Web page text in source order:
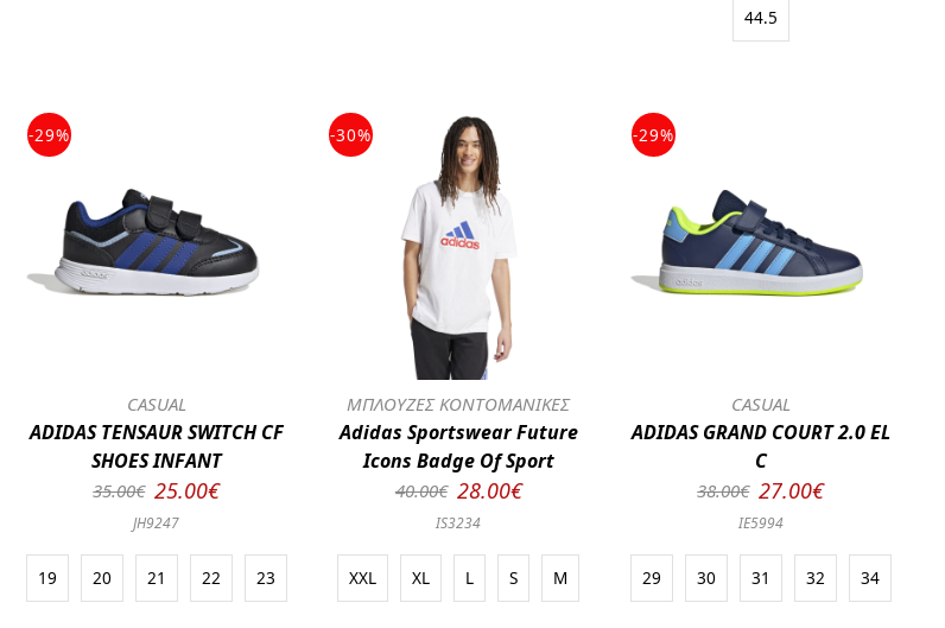
44.5
-29%
CASUAL
ADIDAS TENSAUR SWITCH CF
SHOES INFANT
35.00€ 25.00€
JH9247
19 20 21 22 23
-30%
ΜΠΛΟΥΖΕΣ ΚΟΝΤΟΜΑΝΙΚΕΣ
Adidas Sportswear Future
Icons Badge Of Sport
40.00€ 28.00€
IS3234
XXL XL L S M
-29%
CASUAL
ADIDAS GRAND COURT 2.0 EL
C
38.00€ 27.00€
IE5994
29 30 31 32 34